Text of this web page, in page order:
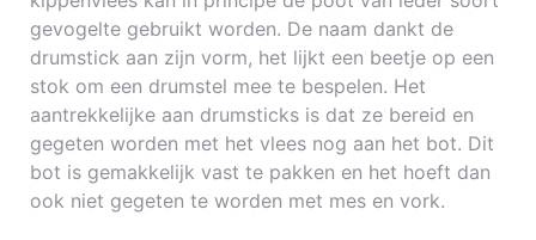
gevogelte gebruikt worden. De naam dankt de
drumstick aan zijn vorm, het lijkt een beetje op een
stok om een drumstel mee te bespelen. Het
aantrekkelijke aan drumsticks is dat ze bereid en
gegeten worden met het vlees nog aan het bot. Dit
bot is gemakkelijk vast te pakken en het hoeft dan
ook niet gegeten te worden met mes en vork.